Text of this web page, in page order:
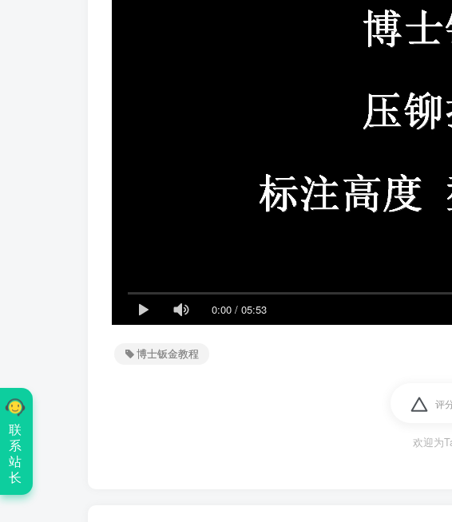
0:00 / 05:53
博士钣金教程
评
欢迎为
联
系
站
长